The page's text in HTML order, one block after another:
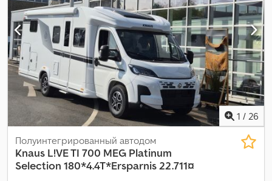
1 / 26
Полуинтегрированный автодом
Knaus L!VE TI 700 MEG Platinum
Selection 180*4.4T*Ersparnis 22.711¤